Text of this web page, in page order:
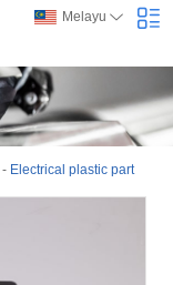
Melayu
- Electrical plastic part